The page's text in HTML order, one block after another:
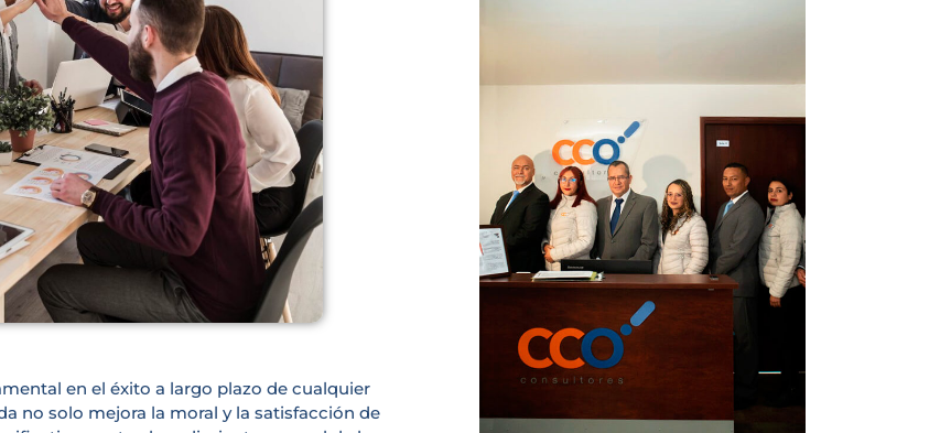
en el éxito a largo plazo de cualquier
no solo mejora la moral y la satisfacción de